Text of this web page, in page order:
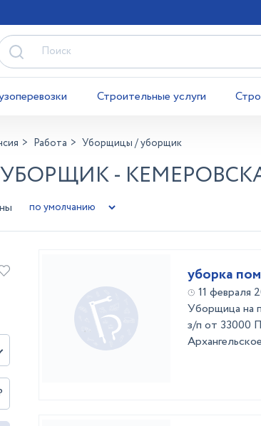
Строительные услуги
Работа Уборщицы / уборщик
-
уборка
11 февраля
Уборщица на
з/п от 33000